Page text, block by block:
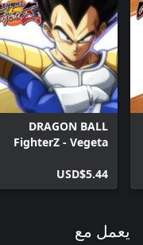
DRAGON BALL
FighterZ - Vegeta
USD$5.44
يعمل مع